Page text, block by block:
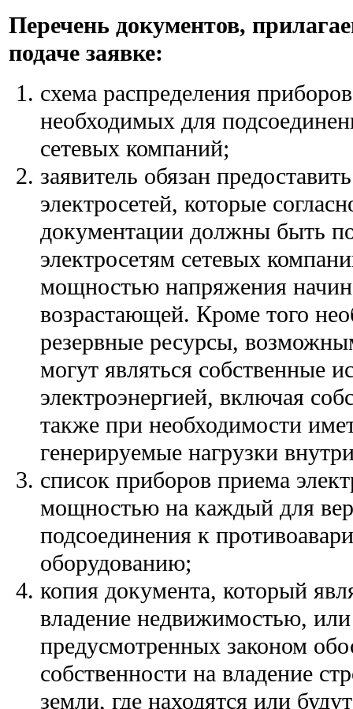
Перечень документов,
подаче заявке:
схема распределения
необходимых для
сетевых компаний;
заявитель обязан
электросетей, которые
документации должны быть
электросетям сетевых
мощностью напряжения
возрастающей. Кроме того
резервные ресурсы,
могут являться собственные
электроэнергией, включая
также при необходимости
генерируемые нагрузки
список приборов приема
мощностью на каждый для
подсоединения к
оборудованию;
копия документа, который
владение недвижимостью, или
предусмотренных законом
собственности на владение
земли, где находятся или